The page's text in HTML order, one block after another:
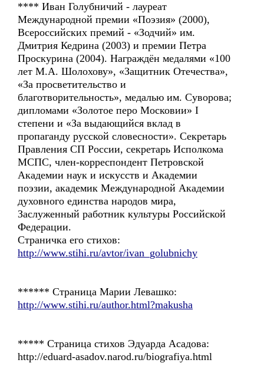
**** Иван Голубничий - лауреат
Международной премии «Поэзия» (2000),
Всероссийских премий - «Зодчий» им.
Дмитрия Кедрина (2003) и премии Петра
Проскурина (2004). Награждён медалями «100
лет М.А. Шолохову», «Защитник Отечества»,
«За просветительство и
благотворительность», медалью им. Суворова;
дипломами «Золотое перо Московии» I
степени и «За выдающийся вклад в
пропаганду русской словесности». Cекретарь
Правления СП России, секретарь Исполкома
МСПС, член-корреспондент Петровской
Академии наук и искусств и Академии
поэзии, академик Международной Академии
духовного единства народов мира,
Заслуженный работник культуры Российской
Федерации.
Страничка его стихов:
http://www.stihi.ru/avtor/ivan_golubnichy
****** Страница Марии Левашко:
http://www.stihi.ru/author.html?makusha
***** Страница стихов Эдуарда Асадова:
http://eduard-asadov.narod.ru/biografiya.html